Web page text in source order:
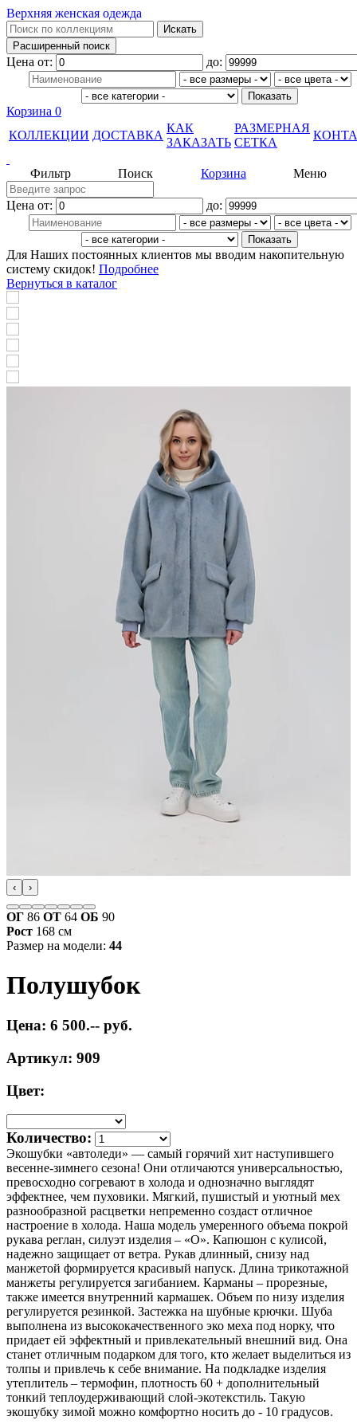
Верхняя женская одежда
Цена от: до:
Корзина 0
КОЛЛЕКЦИИ ДОСТАВКА
КАК
ЗАКАЗАТЬ
РАЗМЕРНАЯ
СЕТКА
Меню
Корзина
Поиск
Фильтр
Цена от: до:
Для Наших постоянных клиентов мы вводим накопительную
систему скидок! Подробнее
Вернуться в каталог
‹ ›
ОГ 86 ОТ 64 ОБ 90
Рост 168 см
Размер на модели: 44
Полушубок
Цена: 6 500.-- руб.
Артикул: 909
Цвет:
Количество:
Экошубки «автоледи» — самый горячий хит наступившего
весенне-зимнего сезона! Они отличаются универсальностью,
превосходно согревают в холода и однозначно выглядят
эффектнее, чем пуховики. Мягкий, пушистый и уютный мех
разнообразной расцветки непременно создаст отличное
настроение в холода. Наша модель умеренного объема покрой
рукава реглан, силуэт изделия – «О». Капюшон с кулисой,
надежно защищает от ветра. Рукав длинный, снизу над
манжетой формируется красивый напуск. Длина трикотажной
манжеты регулируется загибанием. Карманы – прорезные,
также имеется внутренний кармашек. Объем по низу изделия
регулируется резинкой. Застежка на шубные крючки. Шуба
выполнена из высококачественного эко меха под норку, что
придает ей эффектный и привлекательный внешний вид. Она
станет отличным подарком для того, кто желает выделиться из
толпы и привлечь к себе внимание. На подкладке изделия
утеплитель – термофин, плотность 60 + дополнительный
тонкий теплоудерживающий слой-экотекстиль. Такую
экошубку зимой можно комфортно носить до - 10 градусов.